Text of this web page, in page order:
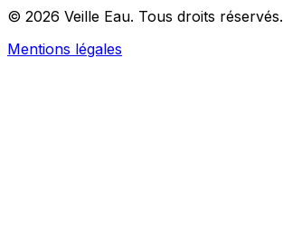
© 2026 Veille Eau. Tous droits réservés.
Mentions légales